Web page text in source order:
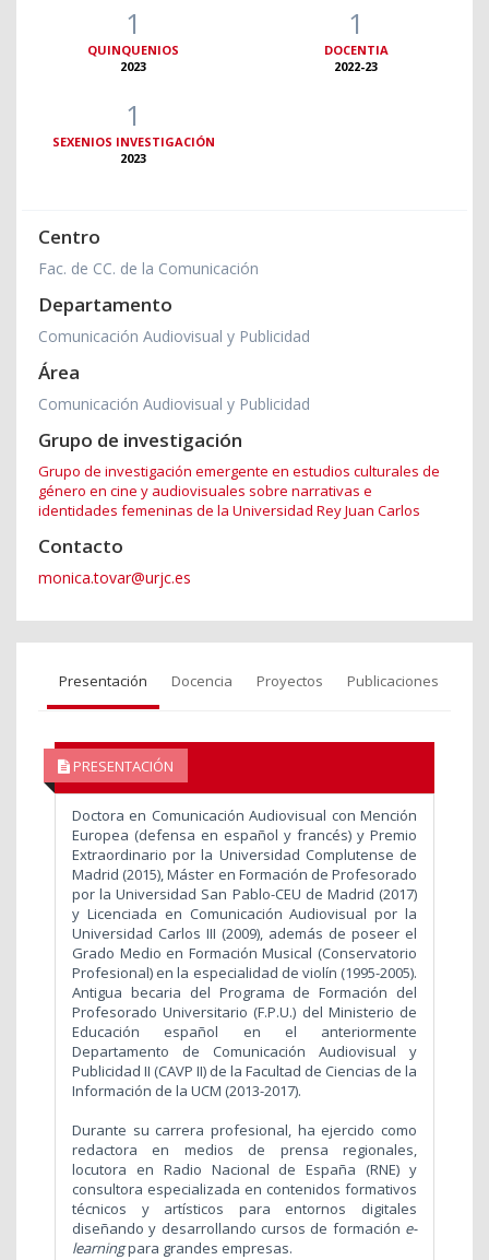
1
QUINQUENIOS
2023
1
DOCENTIA
2022-23
1
SEXENIOS INVESTIGACIÓN
2023
Centro
Fac. de CC. de la Comunicación
Departamento
Comunicación Audiovisual y Publicidad
Área
Comunicación Audiovisual y Publicidad
Grupo de investigación
Grupo de investigación emergente en estudios culturales de
género en cine y audiovisuales sobre narrativas e
identidades femeninas de la Universidad Rey Juan Carlos
Contacto
monica.tovar@urjc.es
Presentación Docencia Proyectos Publicaciones
PRESENTACIÓN
Doctora en Comunicación Audiovisual con Mención
Europea (defensa en español y francés) y Premio
Extraordinario por la Universidad Complutense de
Madrid (2015), Máster en Formación de Profesorado
por la Universidad San Pablo-CEU de Madrid (2017)
y Licenciada en Comunicación Audiovisual por la
Universidad Carlos III (2009), además de poseer el
Grado Medio en Formación Musical (Conservatorio
Profesional) en la especialidad de violín (1995-2005).
Antigua becaria del Programa de Formación del
Profesorado Universitario (F.P.U.) del Ministerio de
Educación español en el anteriormente
Departamento de Comunicación Audiovisual y
Publicidad II (CAVP II) de la Facultad de Ciencias de la
Información de la UCM (2013-2017).
Durante su carrera profesional, ha ejercido como
redactora en medios de prensa regionales,
locutora en Radio Nacional de España (RNE) y
consultora especializada en contenidos formativos
técnicos y artísticos para entornos digitales
diseñando y desarrollando cursos de formación e-
learningpara grandes empresas.